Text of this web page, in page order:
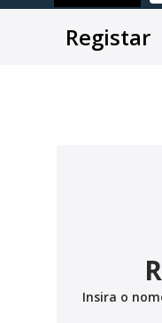
Registar
Insira o